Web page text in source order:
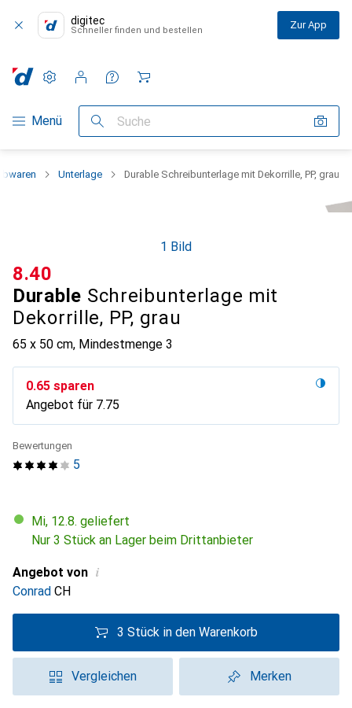
digitec
Schneller finden und bestellen Zur App
Navigation nach Kategorien
Menü Suche
Einstellungen
Kundenkonto
Vergleichslisten
Merklisten
Warenkorb
Unterlage Durable Schreibunterlage mit Dekorrille, PP, grau
1 Bild
Durable Schreibunterlage mit
Dekorrille, PP, grau
65 x 50 cm, Mindestmenge 3
CHF
8.40
CHF
0.65 sparen
Angebot für CHF
7.75
5
Bewertungen
Mi, 12.8. geliefert
Nur 3 Stück an Lager beim Drittanbieter
Angebot von i
Conrad CH
3 Stück in den Warenkorb
Vergleichen Merken